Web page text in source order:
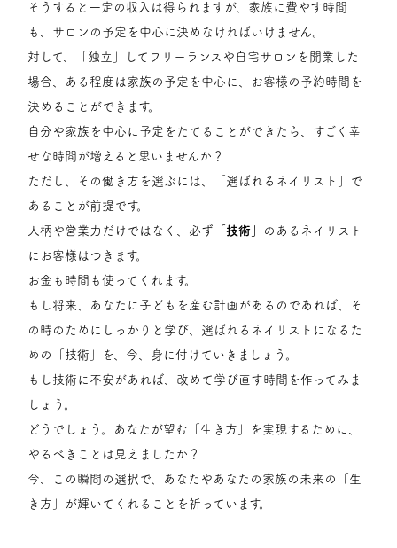
そうすると一定の収入は得られますが、家族に費やす時間
も、サロンの予定を中心に決めなければいけません。
対して、「独立」してフリーランスや自宅サロンを開業した
場合、ある程度は家族の予定を中心に、お客様の予約時間を
決めることができます。
自分や家族を中心に予定をたてることができたら、すごく幸
せな時間が増えると思いませんか？
ただし、その働き方を選ぶには、「選ばれるネイリスト」で
あることが前提です。
人柄や営業力だけではなく、必ず 「技術」
のあるネイリスト
にお客様はつきます。
お金も時間も使ってくれます。
もし将来、あなたに子どもを産む計画があるのであれば、そ
の時のためにしっかりと学び、選ばれるネイリストになるた
めの「技術」を、今、身に付けていきましょう。
もし技術に不安があれば、改めて学び直す時間を作ってみま
しょう。
どうでしょう。あなたが望む「生き方」を実現するために、
やるべきことは見えましたか？
今、この瞬間の選択で、あなたやあなたの家族の未来の「生
き方」が輝いてくれることを祈っています。